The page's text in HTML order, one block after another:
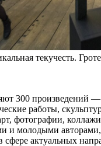
текучесть.
300 произведений —
работы,
фотографии,
и молодыми
сфере актуальных